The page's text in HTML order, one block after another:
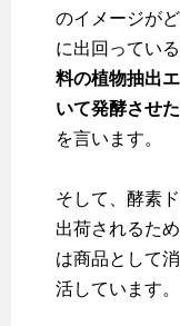
のイメージが
に出回ってい
料の植物抽出
いて発酵させ
を言います。
そして、酵素
出荷されるた
は商品として
活しています。